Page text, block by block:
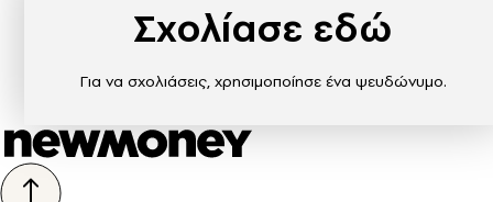
Σχολίασε εδώ
Για να σχολιάσεις, χρησιμοποίησε ένα ψευδώνυμο.